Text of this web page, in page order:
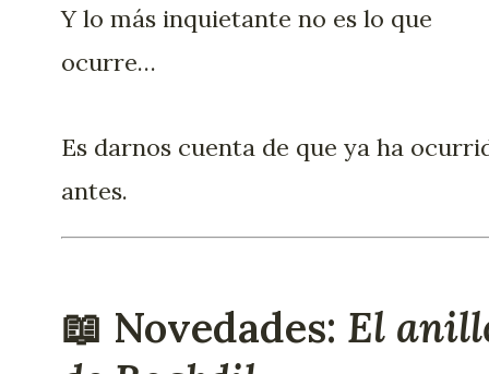
Y lo más inquietante no es lo que
ocurre…
Es darnos cuenta de que ya ha
antes.
📖 Novedades: El